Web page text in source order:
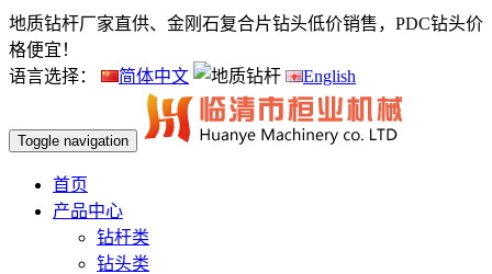
地质钻杆厂家直供、金刚石复合片钻头低价销售，PDC钻头价
格便宜！
语言选择：
简体中文 English
Toggle navigation
首页
产品中心
钻杆类
钻头类